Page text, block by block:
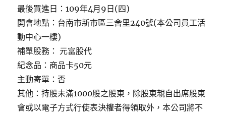
最後買進日：109年4月9日(四)
開會地點：台南市新市區三舍里240號(本公司員工活
動中心一樓)
補單股務： 元富股代
紀念品：商品卡50元
主動寄單：否
其他：持股未滿1000股之股東，除股東親自出席股東
會或以電子方式行使表決權者得領取外，本公司將不